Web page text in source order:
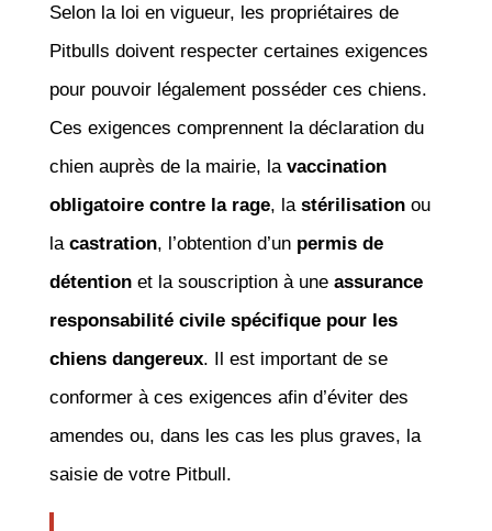
Selon la loi en vigueur, les propriétaires de
Pitbulls doivent respecter certaines exigences
pour pouvoir légalement posséder ces chiens.
Ces exigences comprennent la déclaration du
chien auprès de la mairie, la vaccination
obligatoire contre la rage, la stérilisationou
la castration, l’obtention d’un permis de
détentionet la souscription à une assurance
responsabilité civile spécifique pour les
chiens dangereux. Il est important de se
conformer à ces exigences afin d’éviter des
amendes ou, dans les cas les plus graves, la
saisie de votre Pitbull.